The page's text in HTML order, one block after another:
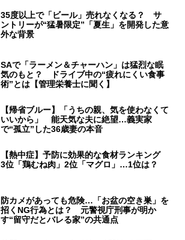
35度以上で「ビール」売れなくなる？ サ
ントリーが“猛暑限定”「夏生」を開発した意
外な背景
SAで「ラーメン＆チャーハン」は猛烈な眠
気のもと？ ドライブ中の“疲れにくい食事
術”とは【管理栄養士に聞く】
【帰省ブルー】「うちの親、気を使わなくて
いいから」 能天気な夫に絶望…義実家
で“孤立”した36歳妻の本音
【熱中症】予防に効果的な食材ランキング
3位「鶏むね肉」2位「マグロ」…1位は？
防カメがあっても危険…「お盆の空き巣」を
招くNG行為とは？ 元警視庁刑事が明か
す“留守だとバレる家”の共通点